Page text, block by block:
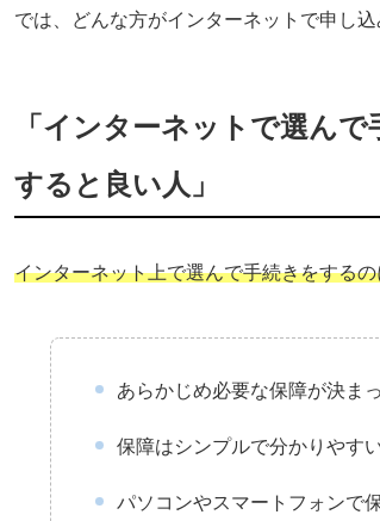
では、どんな方がインターネットで申し
「インターネットで選ん
すると良い人」
インターネット上で選んで手続きをする
あらかじめ必要な保障が決ま
保障はシンプルで分かりやす
パソコンやスマートフォンで